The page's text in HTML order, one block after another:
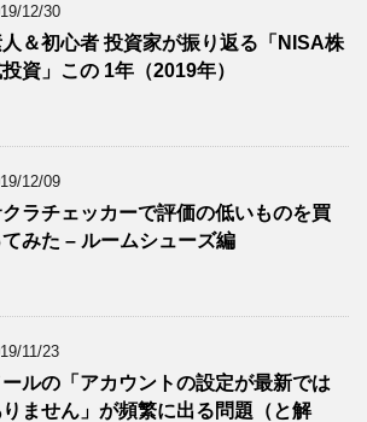
12/30
＆初心者 投資家が振り返る「NISA株
資」この 1年（2019年）
12/09
ラチェッカーで評価の低いものを買
てみた – ルームシューズ編
11/23
ールの「アカウントの設定が最新では
りません」が頻繁に出る問題（と解